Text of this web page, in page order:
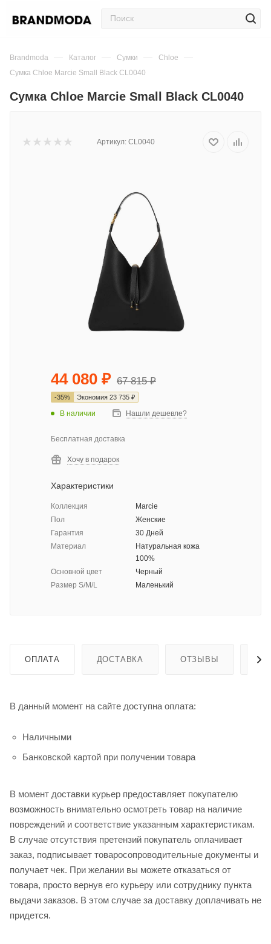
Brandmoda — Каталог — Сумки — Chloe —
Сумка Chloe Marcie Small Black CL0040
Сумка Chloe Marcie Small Black CL0040
Артикул: CL0040
44 080 ₽ 67 815₽
-35% Экономия 23 735 ₽
В наличии Нашли дешевле?
Бесплатная доставка
Хочу в подарок
Характеристики
Коллекция
Marcie
Пол
Женские
Гарантия
30 Дней
Материал
Натуральная кожа
100%
Основной цвет
Черный
Размер S/M/L
Маленький
ОПЛАТА ДОСТАВКА ОТЗЫВЫ
В данный момент на сайте доступна оплата:
Наличными
Банковской картой при получении товара
В момент доставки курьер предоставляет покупателю
возможность внимательно осмотреть товар на наличие
повреждений и соответствие указанным характеристикам.
В случае отсутствия претензий покупатель оплачивает
заказ, подписывает товаросопроводительные документы и
получает чек. При желании вы можете отказаться от
товара, просто вернув его курьеру или сотруднику пункта
выдачи заказов. В этом случае за доставку доплачивать не
придется.